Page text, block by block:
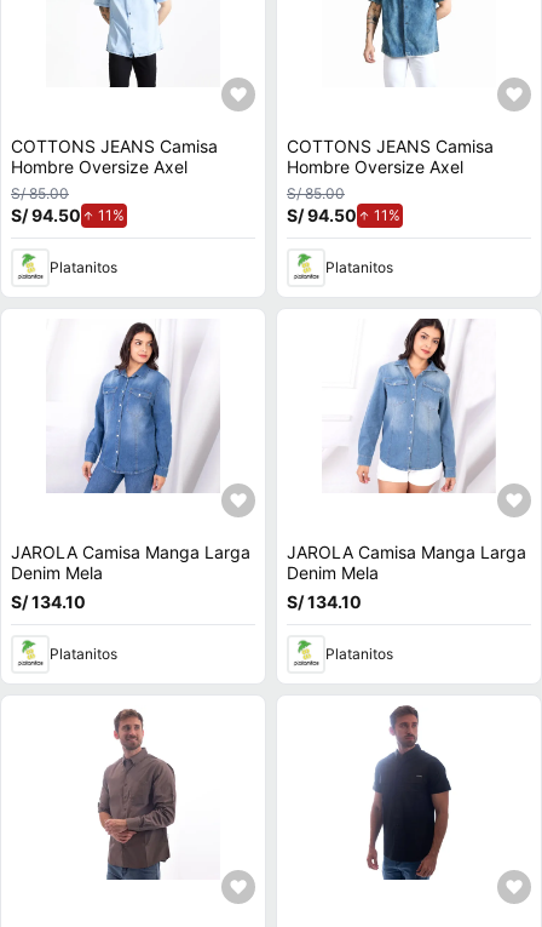
COTTONS JEANS Camisa
Hombre Oversize Axel
S/ 85.00
S/ 94.50 11%
Platanitos
COTTONS JEANS Camisa
Hombre Oversize Axel
S/ 85.00
S/ 94.50 11%
Platanitos
JAROLA Camisa Manga Larga
Denim Mela
S/ 134.10
Platanitos
JAROLA Camisa Manga Larga
Denim Mela
S/ 134.10
Platanitos